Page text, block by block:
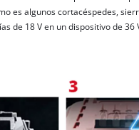
es algunos cortacéspedes,
de 18 V en un dispositivo de 36